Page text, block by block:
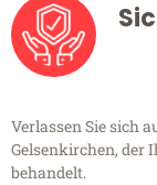
Verlassen Sie sich
Gelsenkirchen, der
behandelt.